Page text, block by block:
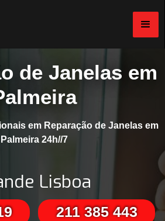
de Janelas em
em Reparação de Janelas em
Palmeira 24h//7
Lisboa
211 385 443